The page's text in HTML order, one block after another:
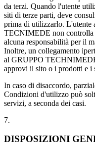
da terzi. Quando l'utente
siti di terze parti, deve
prima di utilizzarlo. L'utente
TECNIMEDE non controlla
alcuna responsabilità per il
Inoltre, un collegamento
al GRUPPO
approvi il sito o i prodotti e i
In caso di disaccordo,
Condizioni d'utilizzo può
servizi, a seconda dei casi.
7.
DISPOSIZIONI